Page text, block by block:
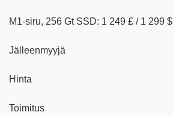
M1-siru, 256 Gt SSD: 1 249 £ / 1 299 $
Jälleenmyyjä
Hinta
Toimitus